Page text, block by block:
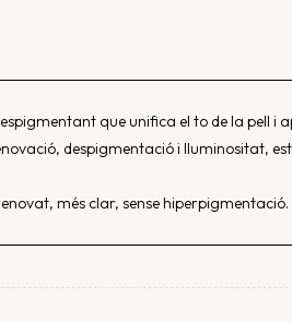
que unifica el to de la pell
despigmentació i lluminositat,
més clar, sense